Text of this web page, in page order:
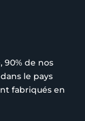
90% de nos
le pays
fabriqués en